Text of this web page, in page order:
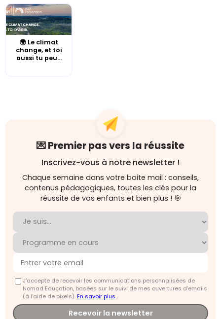
🌍 Le climat
change, et toi
aussi tu peu...
💌 Premier pas vers la réussite
Inscrivez-vous à notre newsletter !
Chaque semaine dans votre boite mail : conseils,
contenus pédagogiques, toutes les clés pour la
réussite de vos enfants et bien plus ! 🎯
J'accepte de recevoir les communications personnalisées de
Nomad Education, basées sur le suivi de mes ouvertures d'emails
(à l’aide de pixels).En savoir plus
Recevoir la newsletter